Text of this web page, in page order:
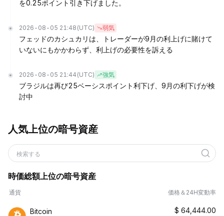
を0.25ポイント引き下げました。
2026-08-05 21:48 (UTC) 弱気
フェッドのカシュカリは、トレーダーが9月の利上げに賭けて
いないにもかかわらず、利上げの必要性を訴える
2026-08-05 21:44 (UTC) 強気
ブラジルは再び25ベーシスポイント利下げ、9月の利下げが検
討中
人気上位の暗号資産
検索する
時価総額上位の暗号資産
通貨 価格＆24H変動率
Bitcoin $ 64,444.00